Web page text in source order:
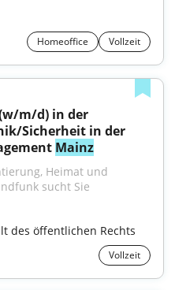
Homeoffice Vollzeit
m/d) in der
Sicherheit in der
Mainz
Heimat und
sucht Sie
des öffentlichen Rechts
Vollzeit